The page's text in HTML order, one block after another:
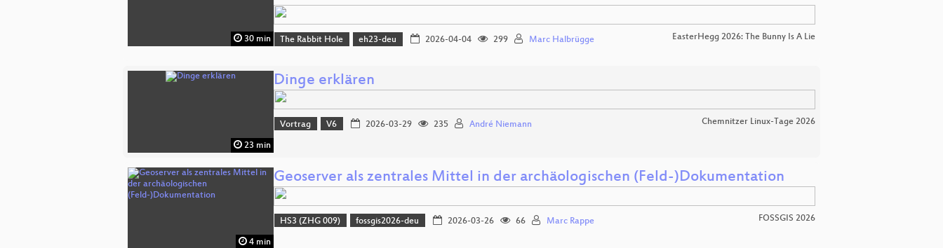
30 min The Rabbit Hole eh23-deu 2026-04-04 299 Marc Halbrügge EasterHegg 2026: The Bunny Is A Lie
23 min
Dinge erklären
Vortrag V6 2026-03-29 235 André Niemann Chemnitzer Linux-Tage 2026
4 min
Geoserver als zentrales Mittel in der archäologischen (Feld-)Dokumentation
HS3 (ZHG 009) fossgis2026-deu 2026-03-26 66 Marc Rappe FOSSGIS 2026